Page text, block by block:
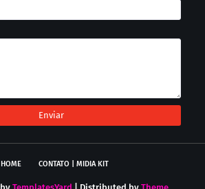
HOME CONTATO | MIDIA KIT